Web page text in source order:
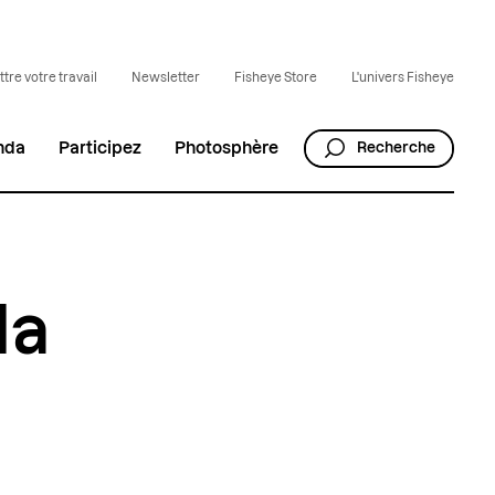
votre travail Newsletter Fisheye Store L'univers Fisheye
Participez Photosphère Recherche